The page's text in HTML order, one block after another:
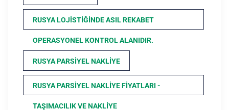
RUSYA LOJISTIĞINDE ASIL REKABET
OPERASYONEL KONTROL ALANIDIR.
RUSYA PARSIYEL NAKLIYE
RUSYA PARSIYEL NAKLIYE FIYATLARI -
TAŞIMACILIK VE NAKLIYE